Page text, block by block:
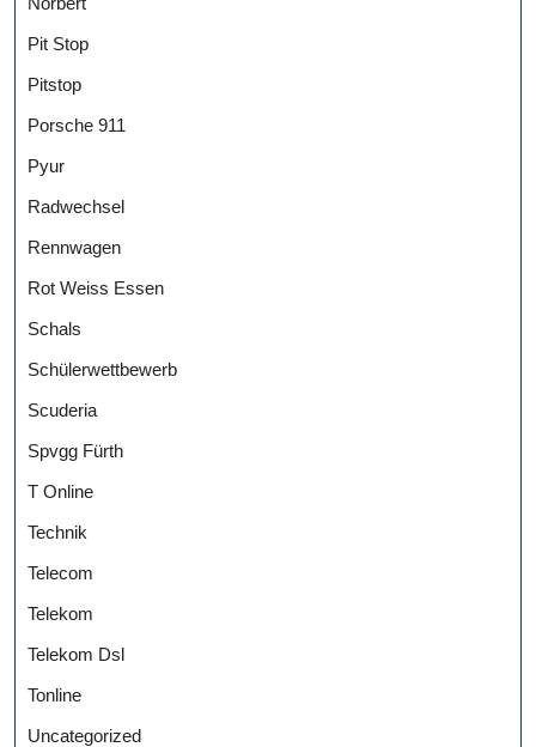
Pit Stop
Pitstop
Porsche 911
Pyur
Radwechsel
Rennwagen
Rot Weiss Essen
Schals
Schülerwettbewerb
Scuderia
Spvgg Fürth
T Online
Technik
Telecom
Telekom
Telekom Dsl
Tonline
Uncategorized